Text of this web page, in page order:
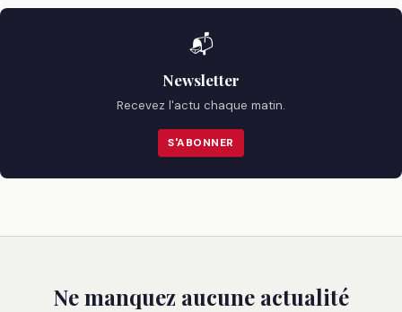
📬
Newsletter
Recevez l'actu chaque matin.
S'ABONNER
Ne manquez aucune actualité